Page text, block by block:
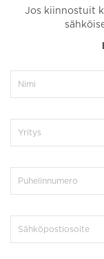
Jos kiinnostuit